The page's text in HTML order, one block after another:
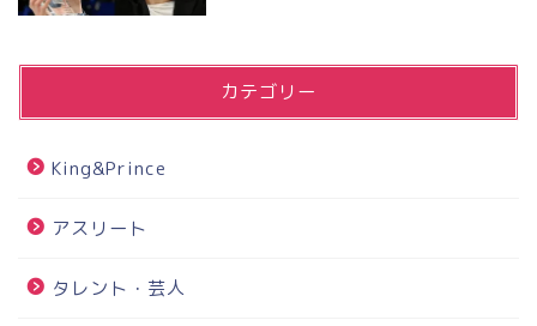
カテゴリー
King&Prince
アスリート
タレント・芸人